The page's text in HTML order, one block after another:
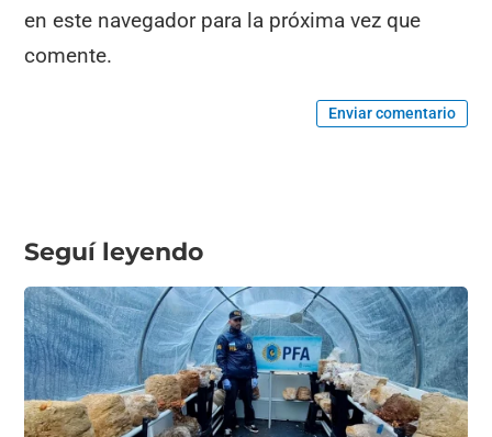
en este navegador para la próxima vez que
comente.
Enviar comentario
Seguí leyendo